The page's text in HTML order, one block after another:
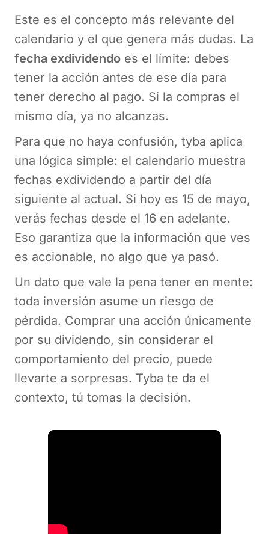
Este es el concepto más relevante del
calendario y el que genera más dudas. La
fecha exdividendo es el límite: debes
tener la acción antes de ese día para
tener derecho al pago. Si la compras el
mismo día, ya no alcanzas.
Para que no haya confusión, tyba aplica
una lógica simple: el calendario muestra
fechas exdividendo a partir del día
siguiente al actual. Si hoy es 15 de mayo,
verás fechas desde el 16 en adelante.
Eso garantiza que la información que ves
es accionable, no algo que ya pasó.
Un dato que vale la pena tener en mente:
toda inversión asume un riesgo de
pérdida. Comprar una acción únicamente
por su dividendo, sin considerar el
comportamiento del precio, puede
llevarte a sorpresas. Tyba te da el
contexto, tú tomas la decisión.